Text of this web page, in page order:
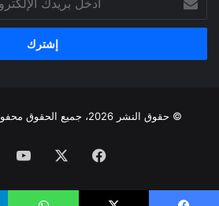
بريدك
الإلكتروني
© حقوق النشر 2026، جميع الحقوق محفوظة |
فيسبوك